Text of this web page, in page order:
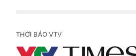
THỜI BÁO VTV